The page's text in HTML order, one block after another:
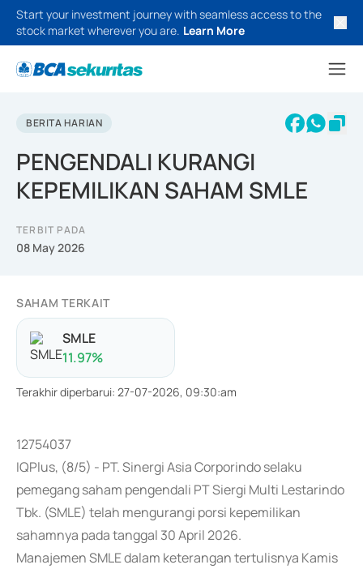
Start your investment journey with seamless access to the
stock market wherever you are. Learn More
BERITA HARIAN
PENGENDALI KURANGI
KEPEMILIKAN SAHAM SMLE
TERBIT PADA
08 May 2026
SAHAM TERKAIT
SMLE
11.97%
Terakhir diperbarui: 27-07-2026, 09:30:am
12754037
IQPlus, (8/5) - PT. Sinergi Asia Corporindo selaku
pemegang saham pengendali PT Siergi Multi Lestarindo
Tbk. (SMLE) telah mengurangi porsi kepemilikan
sahamnya pada tanggal 30 April 2026.
Manajemen SMLE dalam keterangan tertulisnya Kamis